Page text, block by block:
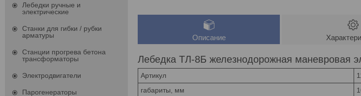
Описание
Лебедка ТЛ-8Б железнодорожная маневровая
Артикул
габариты, мм
Лебедки ручные и
электрические
Станки для гибки / рубки
арматуры
Станции прогрева бетона
трансформаторы
Электродвигатели
Парогенераторы